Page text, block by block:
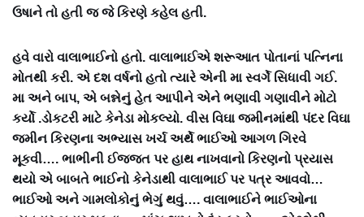
ઉષાને તો હતી જ જે કિરણે કહેલ હતી.
હવે વારો વાલાભાઈનો હતો. વાલાભાઈએ શરૂઆત પોતાનાં પત્નિના
મોતથી કરી. એ દશ વર્ષનો હતો ત્યારે એની મા સ્વર્ગે સિધાવી ગઈ.
મા અને બાપ, એ બન્નેનું હેત આપીને એને ભણાવી ગણાવીને મોટો
કર્યો .ડોકટરી માટે કેનેડા મોકલ્યો. વીસ વિઘા જમીનમાંથી પંદર વિઘા
જમીન કિરણના અભ્યાસ ખર્ચ અર્થે ભાઈઓ આગળ ગિરવે
મૂકવી…. ભાભીની ઈજ્જત પર હાથ નાખવાનો કિરણનો પ્રયાસ
થયો એ બાબતે ભાઈનો કેનેડાથી વાલાભાઈ પર પત્ર આવવો…
ભાઈઓ અને ગામલોકોનું ભેગું થવું…. વાલાભાઈને ભાઈઓના